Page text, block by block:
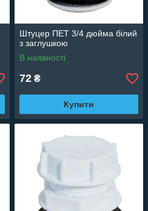
Штуцер ПЕТ 3/4 дюйма білий
з заглушкою
В наявності
72 ₴
Купити